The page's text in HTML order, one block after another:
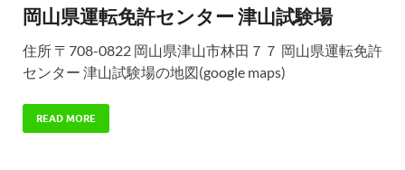
岡山県運転免許センター 津山試験場
住所 〒708-0822 岡山県津山市林田７７ 岡山県運転免許
センター 津山試験場の地図(google maps)
READ MORE